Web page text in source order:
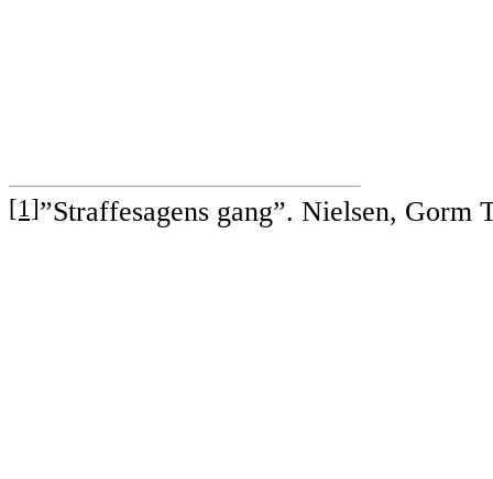
[1]”Straffesagens gang”. Nielsen, Gorm